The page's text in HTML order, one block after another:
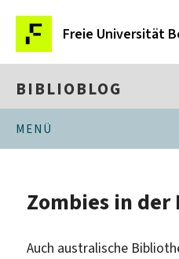
Freie Universität
BIBLIOBLOG
MENÜ
Zombies in
Auch australische